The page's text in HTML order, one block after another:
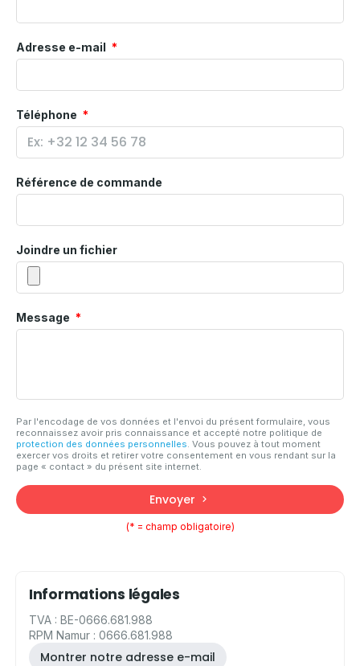
Adresse e-mail
Téléphone
Référence de commande
Joindre un fichier
Message
Par l'encodage de vos données et l'envoi du présent formulaire, vous
reconnaissez avoir pris connaissance et accepté notre politique de
protection des données personnelles . Vous pouvez à tout moment
exercer vos droits et retirer votre consentement en vous rendant sur la
page « contact » du présent site internet.
Envoyer
(* = champ obligatoire)
Informations légales
TVA : BE-0666.681.988
RPM Namur : 0666.681.988
Montrer notre adresse e-mail